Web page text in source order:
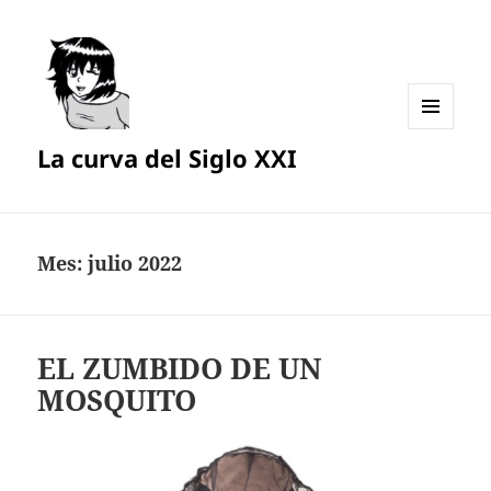
La curva del Siglo XXI
Mes:julio 2022
EL ZUMBIDO DE UN
MOSQUITO